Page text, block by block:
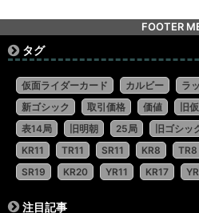
FOOTER
タグ
仮面ライダーカード カルビー ラ
新ゴシック
取引価格 価値 旧
表14局
旧明朝 25局 旧ゴシッ
KR11
TR11 SR11 KR8 TR8
SR19
KR20 YR11 KR17
注目記事